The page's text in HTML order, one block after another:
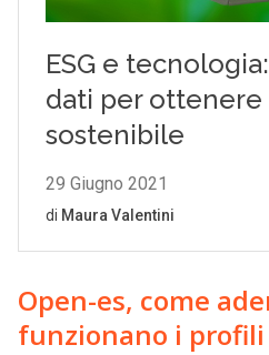
Open-es, come
funzionano i profili